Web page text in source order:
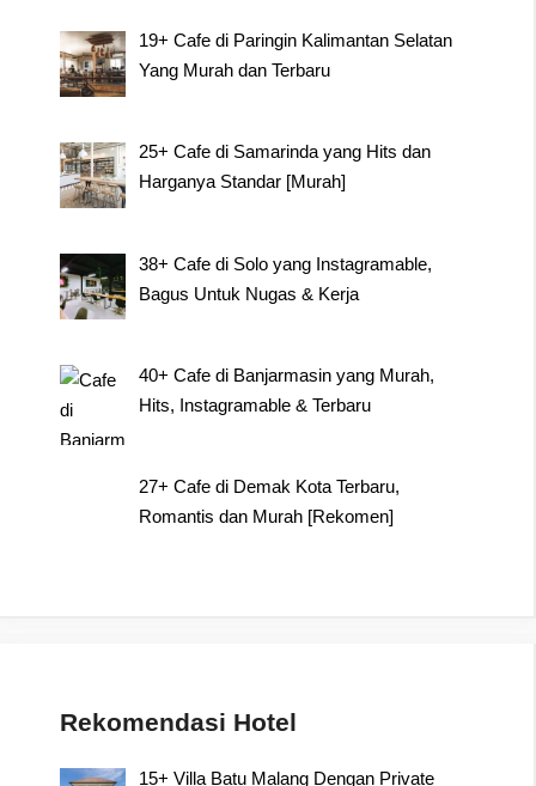
19+ Cafe di Paringin Kalimantan Selatan
Yang Murah dan Terbaru
25+ Cafe di Samarinda yang Hits dan
Harganya Standar [Murah]
38+ Cafe di Solo yang Instagramable,
Bagus Untuk Nugas & Kerja
40+ Cafe di Banjarmasin yang Murah,
Hits, Instagramable & Terbaru
27+ Cafe di Demak Kota Terbaru,
Romantis dan Murah [Rekomen]
Rekomendasi Hotel
15+ Villa Batu Malang Dengan Private